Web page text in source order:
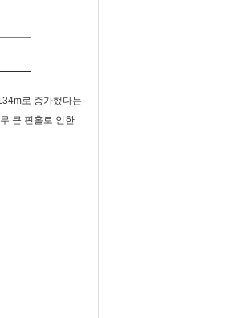
로 증가했다는
큰 핀홀로 인한